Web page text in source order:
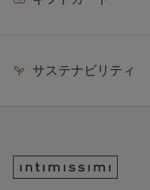
サステナビリティ